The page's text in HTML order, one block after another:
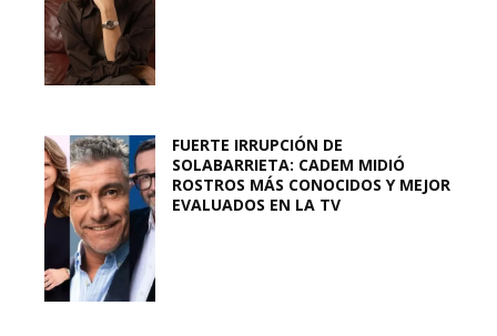
FUERTE IRRUPCIÓN DE
SOLABARRIETA: CADEM MIDIÓ
ROSTROS MÁS CONOCIDOS Y MEJOR
EVALUADOS EN LA TV